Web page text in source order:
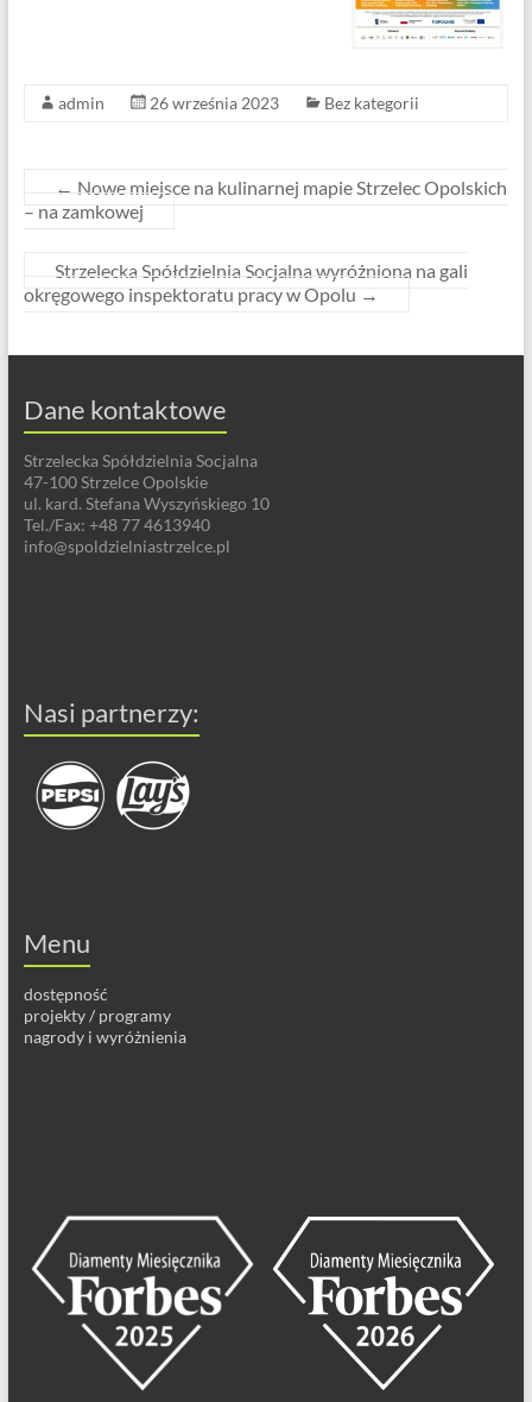
admin 26 września 2023 Bez kategorii
← Nowe miejsce na kulinarnej mapie Strzelec Opolskich
– na zamkowej
Strzelecka Spółdzielnia Socjalna wyróżniona na gali
okręgowego inspektoratu pracy w Opolu →
Dane kontaktowe
Strzelecka Spółdzielnia Socjalna
47-100 Strzelce Opolskie
ul. kard. Stefana Wyszyńskiego 10
Tel./Fax: +48 77 4613940
info@spoldzielniastrzelce.pl
Nasi partnerzy:
Menu
dostępność
projekty / programy
nagrody i wyróżnienia